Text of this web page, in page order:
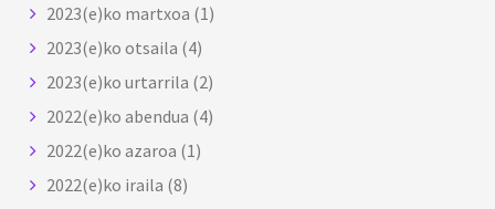
2023(e)ko martxoa (1)
2023(e)ko otsaila (4)
2023(e)ko urtarrila (2)
2022(e)ko abendua (4)
2022(e)ko azaroa (1)
2022(e)ko iraila (8)